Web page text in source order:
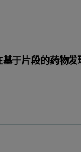
于片段的药物发